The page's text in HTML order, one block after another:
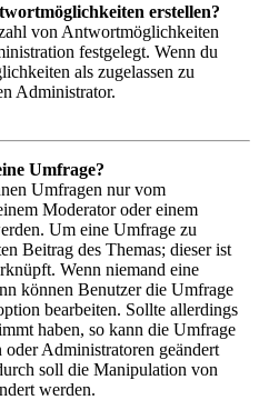
erstellen?
von Antwortmöglichkeiten
festgelegt. Wenn du
als zugelassen zu
Administrator.
Umfrage?
Umfragen nur vom
Moderator oder einem
Um eine Umfrage zu
Beitrag des Themas; dieser ist
Wenn niemand eine
können Benutzer die Umfrage
bearbeiten. Sollte allerdings
haben, so kann die Umfrage
Administratoren geändert
soll die Manipulation von
werden.